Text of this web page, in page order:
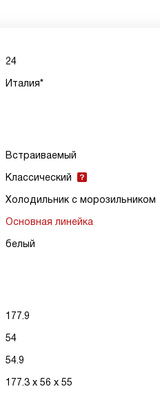
24
Италия*
Встраиваемый
Классический
Холодильник с морозильником
Основная линейка
белый
177.9
54
54.9
177.3 х 56 х 55